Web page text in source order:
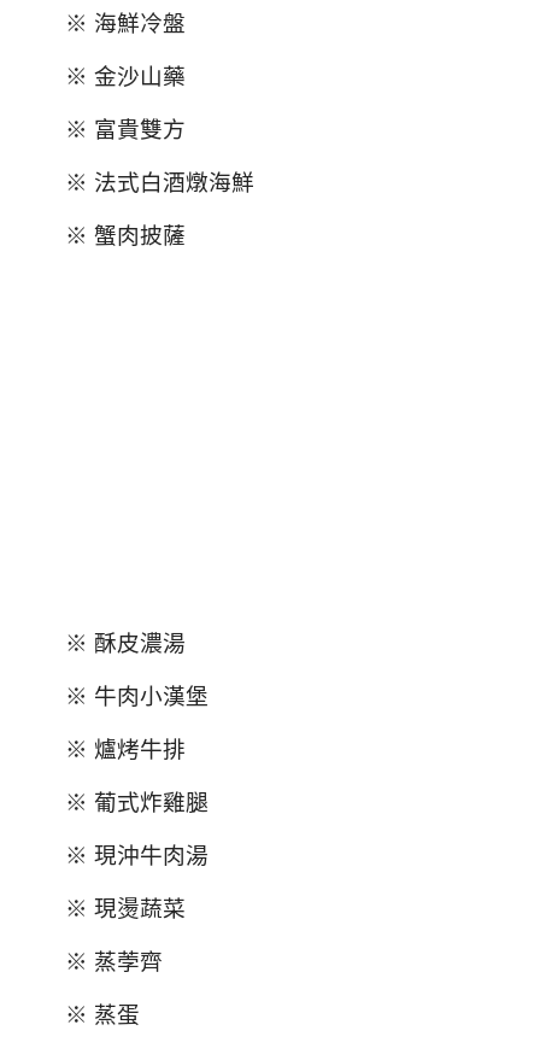
※ 海鮮冷盤
※ 金沙山藥
※ 富貴雙方
※ 法式白酒燉海鮮
※ 蟹肉披薩
※ 酥皮濃湯
※ 牛肉小漢堡
※ 爐烤牛排
※ 葡式炸雞腿
※ 現沖牛肉湯
※ 現燙蔬菜
※ 蒸荸齊
※ 蒸蛋